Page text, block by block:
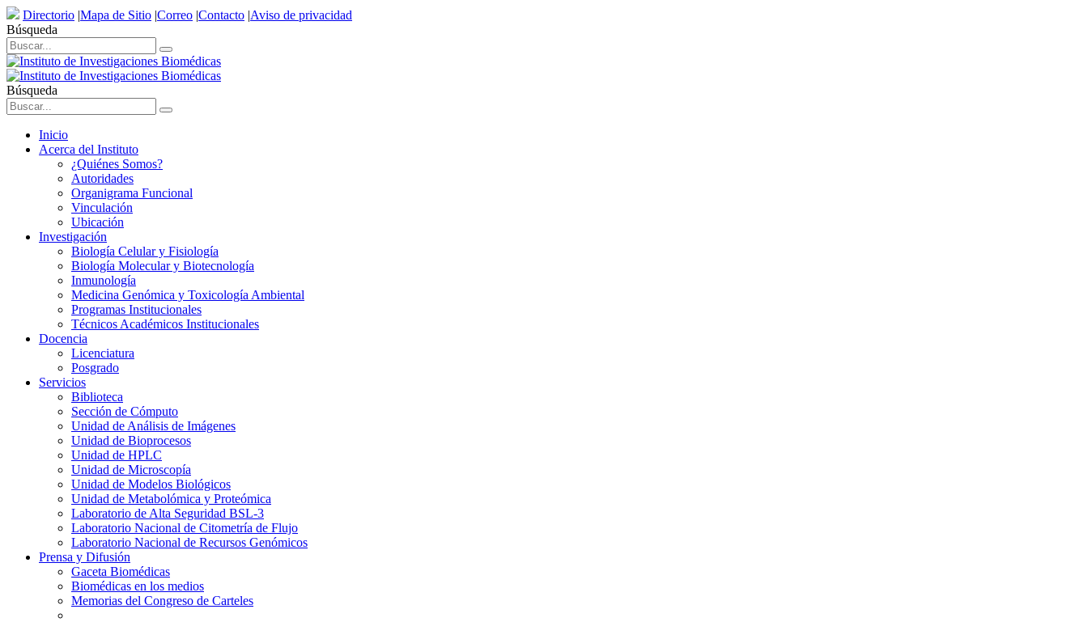
Directorio |Mapa de Sitio |Correo |Contacto |Aviso de privacidad
Búsqueda
Búsqueda
Inicio
Acerca del Instituto
¿Quiénes Somos?
Autoridades
Organigrama Funcional
Vinculación
Ubicación
Investigación
Biología Celular y Fisiología
Biología Molecular y Biotecnología
Inmunología
Medicina Genómica y Toxicología Ambiental
Programas Institucionales
Técnicos Académicos Institucionales
Docencia
Licenciatura
Posgrado
Servicios
Biblioteca
Sección de Cómputo
Unidad de Análisis de Imágenes
Unidad de Bioprocesos
Unidad de HPLC
Unidad de Microscopía
Unidad de Modelos Biológicos
Unidad de Metabolómica y Proteómica
Laboratorio de Alta Seguridad BSL-3
Laboratorio Nacional de Citometría de Flujo
Laboratorio Nacional de Recursos Genómicos
Prensa y Difusión
Gaceta Biomédicas
Biomédicas en los medios
Memorias del Congreso de Carteles